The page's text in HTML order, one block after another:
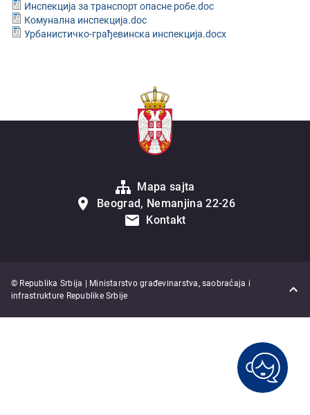
Инспекција за транспорт опасне робе.doc
Комунална инспекција.doc
Урбанистичко-грађевинска инспекција.docx
Mapa sajta
Beograd, Nemanjina 22-26
Kontakt
© Republika Srbija | Ministarstvo građevinarstva, saobraćaja i
infrastrukture Republike Srbije